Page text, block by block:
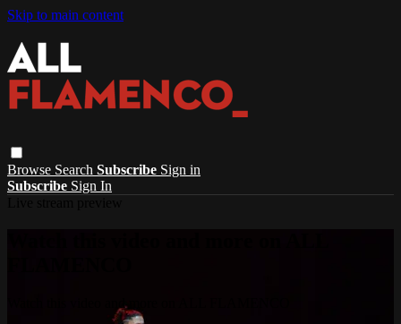
Skip to main content
Browse Search Subscribe Sign in
Subscribe Sign In
Watch this video and more on ALL FLAMENCO